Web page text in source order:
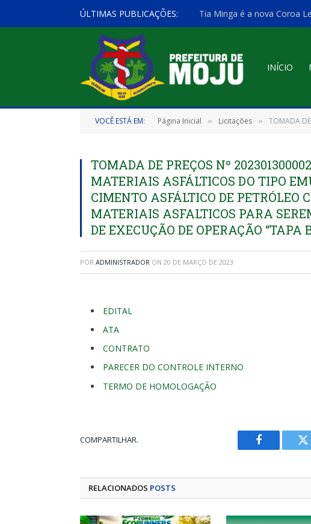
ÚLTIMAS PUBLICAÇÕES: Tia Minga é a nova Coroa
INÍCIO
VOCÊ ESTÁ EM: Página Inicial » Licitações » TOMADA DE PREÇOS Nº
TOMADA DE PREÇOS Nº
MATERIAIS ASFÁLTICOS DO TIPO
CIMENTO ASFÁLTICO DE PETRÓLEO
MATERIAIS ASFALTICOS PARA
DE EXECUÇÃO DE OPERAÇÃO “TAPA
POR ADMINISTRADOR ON 20 DE MARÇO DE 2023
EDITAL
ATA
CONTRATO
PARECER DO CONTROLE INTERNO
TERMO DE HOMOLOGAÇÃO
COMPARTILHAR.
Facebook
RELACIONADOS POSTS